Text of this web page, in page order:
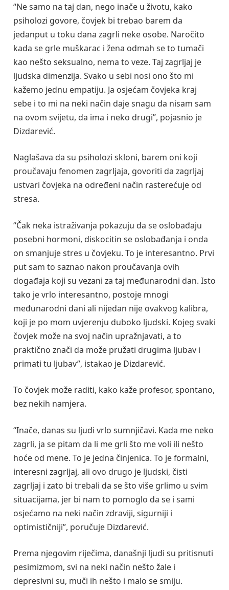
“Ne samo na taj dan, nego inače u životu, kako
psiholozi govore, čovjek bi trebao barem da
jedanput u toku dana zagrli neke osobe. Naročito
kada se grle muškarac i žena odmah se to tumači
kao nešto seksualno, nema to veze. Taj zagrljaj je
ljudska dimenzija. Svako u sebi nosi ono što mi
kažemo jednu empatiju. Ja osjećam čovjeka kraj
sebe i to mi na neki način daje snagu da nisam sam
na ovom svijetu, da ima i neko drugi”, pojasnio je
Dizdarević.
Naglašava da su psiholozi skloni, barem oni koji
proučavaju fenomen zagrljaja, govoriti da zagrljaj
ustvari čovjeka na određeni način rasterećuje od
stresa.
“Čak neka istraživanja pokazuju da se oslobađaju
posebni hormoni, diskocitin se oslobađanja i onda
on smanjuje stres u čovjeku. To je interesantno. Prvi
put sam to saznao nakon proučavanja ovih
događaja koji su vezani za taj međunarodni dan. Isto
tako je vrlo interesantno, postoje mnogi
međunarodni dani ali nijedan nije ovakvog kalibra,
koji je po mom uvjerenju duboko ljudski. Kojeg svaki
čovjek može na svoj način upražnjavati, a to
praktično znači da može pružati drugima ljubav i
primati tu ljubav”, istakao je Dizdarević.
To čovjek može raditi, kako kaže profesor, spontano,
bez nekih namjera.
“Inače, danas su ljudi vrlo sumnjičavi. Kada me neko
zagrli, ja se pitam da li me grli što me voli ili nešto
hoće od mene. To je jedna činjenica. To je formalni,
interesni zagrljaj, ali ovo drugo je ljudski, čisti
zagrljaj i zato bi trebali da se što više grlimo u svim
situacijama, jer bi nam to pomoglo da se i sami
osjećamo na neki način zdraviji, sigurniji i
optimističniji”, poručuje Dizdarević.
Prema njegovim riječima, današnji ljudi su pritisnuti
pesimizmom, svi na neki način nešto žale i
depresivni su, muči ih nešto i malo se smiju.